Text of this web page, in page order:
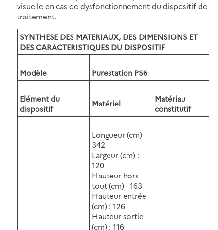
visuelle en cas de dysfonctionnement du dispositif de
traitement.
SYNTHESE DES MATERIAUX, DES DIMENSIONS ET
DES CARACTERISTIQUES DU DISPOSITIF
Modèle Purestation PS6
Elément du
dispositif
Matériel
Matériau
constitutif
Longueur (cm) :
342
Largeur (cm) :
120
Hauteur hors
tout (cm) : 163
Hauteur entrée
(cm) : 126
Hauteur sortie
(cm) : 116